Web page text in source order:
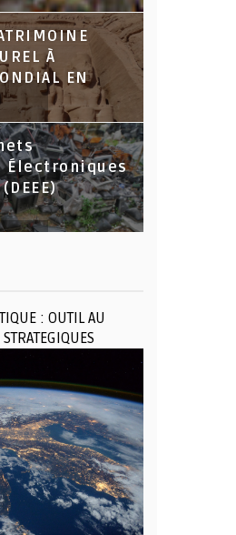
À
EN
Électroniques
: OUTIL AU